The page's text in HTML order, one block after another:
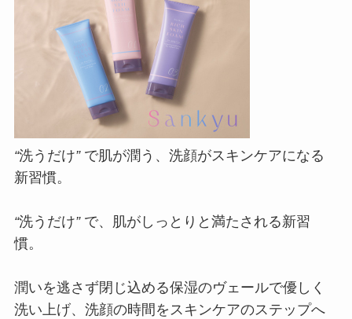
“洗うだけ” で肌が潤う、洗顔がスキンケアになる
新習慣。
“洗うだけ” で、肌がしっとりと満たされる新習
慣。
潤いを逃さず閉じ込める保湿のヴェールで優しく
洗い上げ、洗顔の時間をスキンケアのステップへ